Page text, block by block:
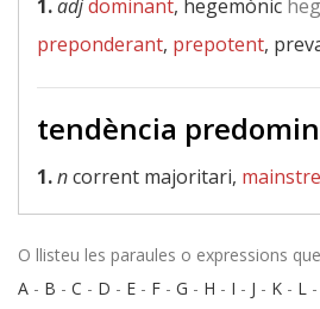
1.adjdominant, hegemònic
preponderant, prepotent,
tendència
1.ncorrent majoritari,
O llisteu les paraules o expressions
A - B - C - D - E - F - G - H - I - J - K - L -